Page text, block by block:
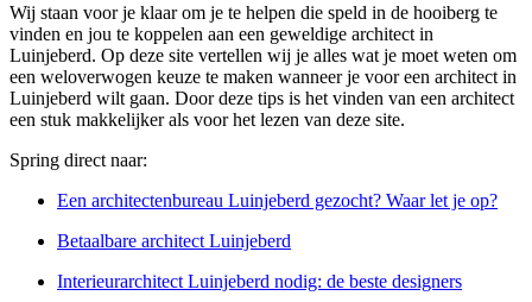
Wij staan voor je klaar om je te helpen die speld in de hooiberg te
vinden en jou te koppelen aan een geweldige architect in
Luinjeberd. Op deze site vertellen wij je alles wat je moet weten om
een weloverwogen keuze te maken wanneer je voor een architect in
Luinjeberd wilt gaan. Door deze tips is het vinden van een architect
een stuk makkelijker als voor het lezen van deze site.
Spring direct naar:
Een architectenbureau Luinjeberd gezocht? Waar let je op?
Betaalbare architect Luinjeberd
Interieurarchitect Luinjeberd nodig: de beste designers